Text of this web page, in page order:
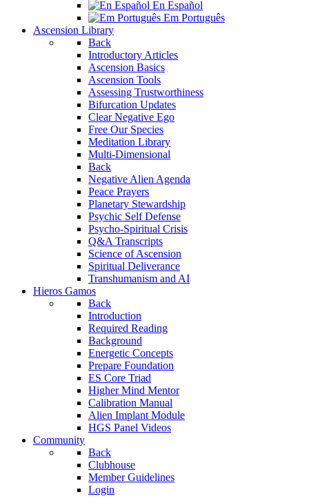
En Español
Em Português
Ascension Library
Back
Introductory Articles
Ascension Basics
Ascension Tools
Assessing Trustworthiness
Bifurcation Updates
Clear Negative Ego
Free Our Species
Meditation Library
Multi-Dimensional
Back
Negative Alien Agenda
Peace Prayers
Planetary Stewardship
Psychic Self Defense
Psycho-Spiritual Crisis
Q&A Transcripts
Science of Ascension
Spiritual Deliverance
Transhumanism and AI
Hieros Gamos
Back
Introduction
Required Reading
Background
Energetic Concepts
Prepare Foundation
ES Core Triad
Higher Mind Mentor
Calibration Manual
Alien Implant Module
HGS Panel Videos
Community
Back
Clubhouse
Member Guidelines
Login